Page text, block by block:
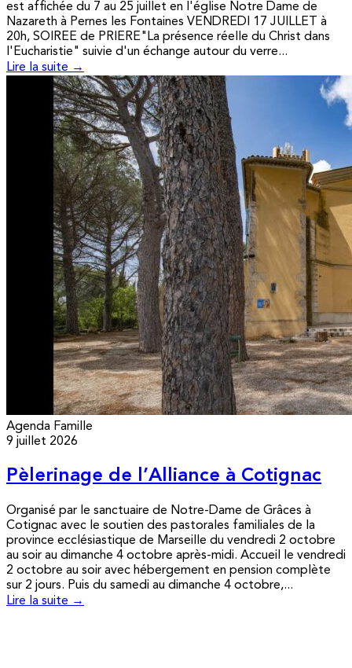
est affichée du 7 au 25 juillet en l'église Notre Dame de
Nazareth à Pernes les Fontaines VENDREDI 17 JUILLET à
20h, SOIREE de PRIERE"La présence réelle du Christ dans
l'Eucharistie" suivie d'un échange autour du verre...
Lire la suite →
Agenda Famille
9 juillet 2026
Pèlerinage de l’Alliance à Cotignac
Organisé par le sanctuaire de Notre-Dame de Grâces à
Cotignac avec le soutien des pastorales familiales de la
province ecclésiastique de Marseille du vendredi 2 octobre
au soir au dimanche 4 octobre après-midi. Accueil le vendredi
2 octobre au soir avec hébergement en pension complète
sur 2 jours. Puis du samedi au dimanche 4 octobre,...
Lire la suite →